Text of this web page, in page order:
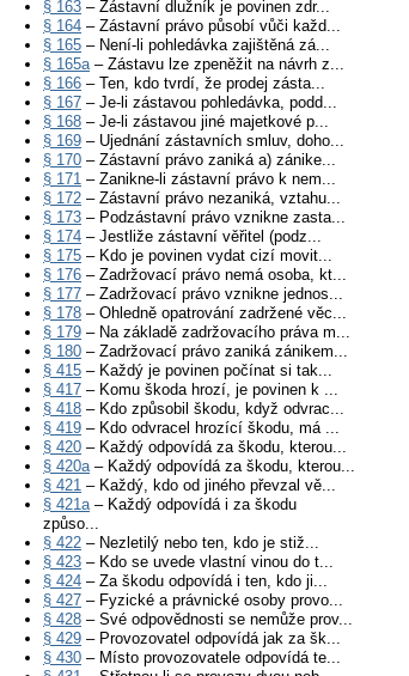
§ 163 – Zástavní dlužník je povinen zdr...
§ 164 – Zástavní právo působí vůči každ...
§ 165 – Není-li pohledávka zajištěná zá...
§ 165a– Zástavu lze zpeněžit na návrh z...
§ 166 – Ten, kdo tvrdí, že prodej zásta...
§ 167 – Je-li zástavou pohledávka, podd...
§ 168 – Je-li zástavou jiné majetkové p...
§ 169 – Ujednání zástavních smluv, doho...
§ 170 – Zástavní právo zaniká a) zánike...
§ 171 – Zanikne-li zástavní právo k nem...
§ 172 – Zástavní právo nezaniká, vztahu...
§ 173 – Podzástavní právo vznikne zasta...
§ 174 – Jestliže zástavní věřitel (podz...
§ 175 – Kdo je povinen vydat cizí movit...
§ 176 – Zadržovací právo nemá osoba, kt...
§ 177 – Zadržovací právo vznikne jednos...
§ 178 – Ohledně opatrování zadržené věc...
§ 179 – Na základě zadržovacího práva m...
§ 180 – Zadržovací právo zaniká zánikem...
§ 415 – Každý je povinen počínat si tak...
§ 417 – Komu škoda hrozí, je povinen k ...
§ 418 – Kdo způsobil škodu, když odvrac...
§ 419 – Kdo odvracel hrozící škodu, má ...
§ 420 – Každý odpovídá za škodu, kterou...
§ 420a– Každý odpovídá za škodu, kterou...
§ 421 – Každý, kdo od jiného převzal vě...
§ 421a– Každý odpovídá i za škodu
způso...
§ 422 – Nezletilý nebo ten, kdo je stiž...
§ 423 – Kdo se uvede vlastní vinou do t...
§ 424 – Za škodu odpovídá i ten, kdo ji...
§ 427 – Fyzické a právnické osoby provo...
§ 428 – Své odpovědnosti se nemůže prov...
§ 429 – Provozovatel odpovídá jak za šk...
§ 430 – Místo provozovatele odpovídá te...